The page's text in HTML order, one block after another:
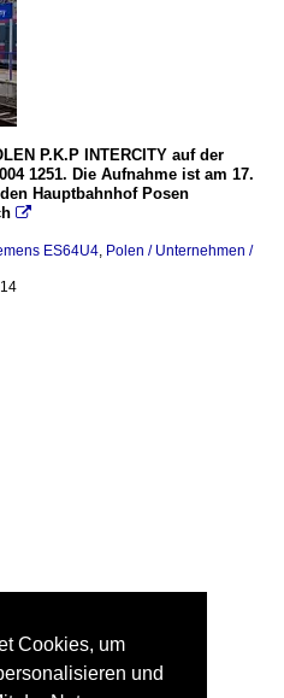
P.K.P INTERCITY auf der
1251. Die Aufnahme ist am 17.
Hauptbahnhof Posen

ES64U4, Polen / Unternehmen /
Cookies, um
und